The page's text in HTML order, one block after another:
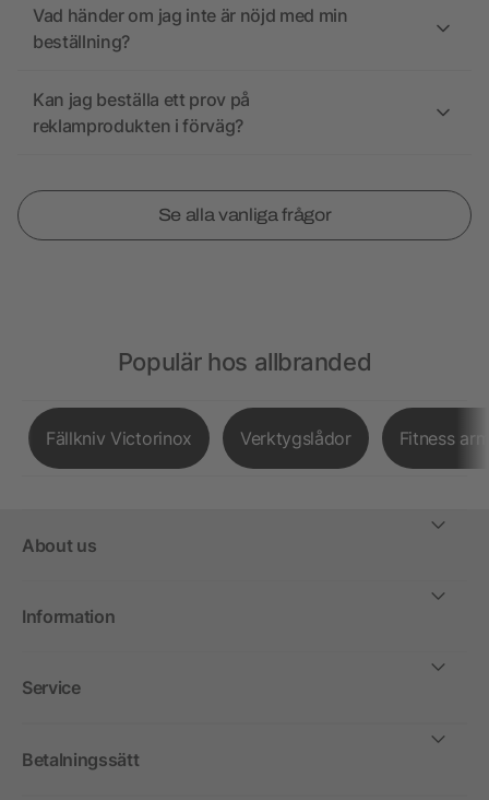
Vad händer om jag inte är nöjd med min
beställning?
Kan jag beställa ett prov på
reklamprodukten i förväg?
Se alla vanliga frågor
Populär hos allbranded
Fällkniv Victorinox Verktygslådor Fitness
About us
Information
Service
Betalningssätt